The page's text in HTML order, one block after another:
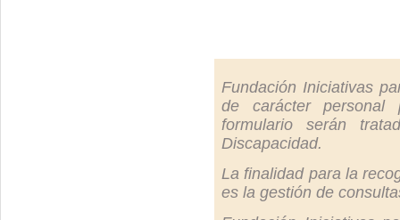
Fundación Iniciativas
de carácter personal
formulario serán
Discapacidad.
La finalidad para la
es la gestión de